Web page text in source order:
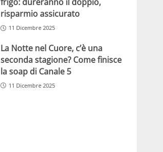
risparmio assicurato
11 Dicembre 2025
La Notte nel Cuore, c’è una
seconda stagione? Come finisce
la soap di Canale 5
11 Dicembre 2025